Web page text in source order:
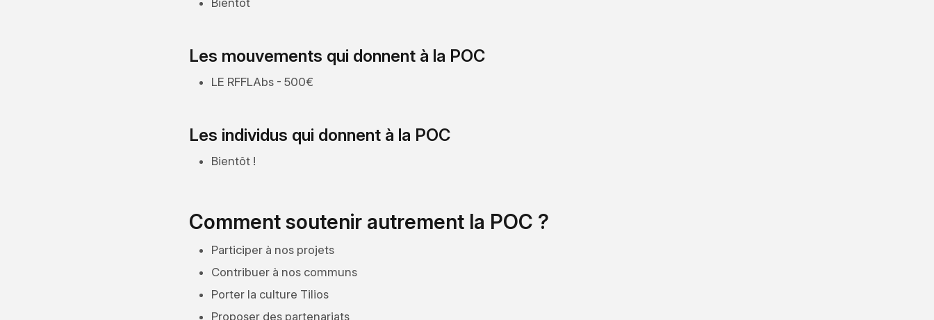
Bientôt
Les mouvements qui donnent à la POC
LE RFFLAbs - 500€
Les individus qui donnent à la POC
Bientôt !
Comment soutenir autrement la POC ?
Participer à nos projets
Contribuer à nos communs
Porter la culture Tilios
Proposer des partenariats